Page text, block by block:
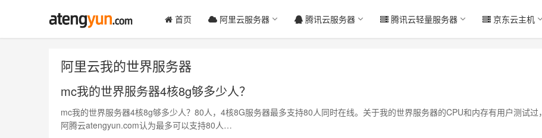
首页 阿里云服务器 腾讯云服务器 腾讯云轻量服务器 京东云主机
阿里云我的世界服务器
mc我的世界服务器4核8g够多少人？
mc我的世界服务器4核8g够多少人？80人，4核8G服务器最多支持80人同时在线。关于我的世界服务器的CPU和内存有用户测试过，
阿腾云atengyun.com认为最多可以支持80人…